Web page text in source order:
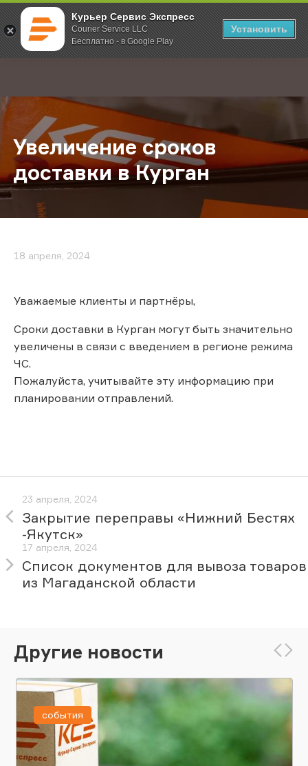
Курьер Сервис Экспресс
Courier Service LLC
Бесплатно - в Google Play
Установить
; Главная О компании Новости Увеличение сроков доставки в
Увеличение сроков
доставки в Курган
18 апреля, 2024
Уважаемые клиенты и партнёры,
Сроки доставки в Курган могут быть значительно
увеличены в связи с введением в регионе режима
ЧС.
Пожалуйста, учитывайте эту информацию при
планировании отправлений.
23 апреля, 2024
Закрытие переправы «Нижний Бестях
-Якутск»
17 апреля, 2024
Список документов для вывоза товаров
из Магаданской области
Другие новости
события